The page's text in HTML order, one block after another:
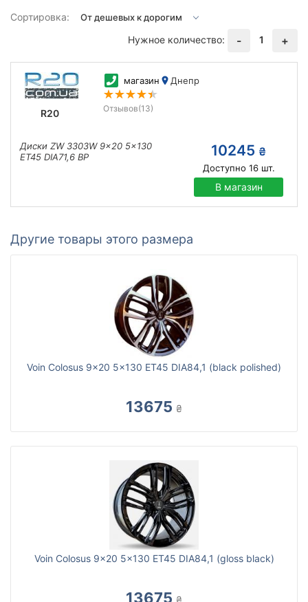
Сортировка:
Нужное количество:
- 1 +
R20
магазин Днепр
Отзывов(13)
Диски ZW 3303W 9x20 5x130
ET45 DIA71,6 BP
10245 ₴
Доступно 16шт.
В магазин
Другие товары этого размера
Voin Colosus 9x20 5x130 ET45 DIA84,1 (black polished)
13675 ₴
Voin Colosus 9x20 5x130 ET45 DIA84,1 (gloss black)
13675 ₴